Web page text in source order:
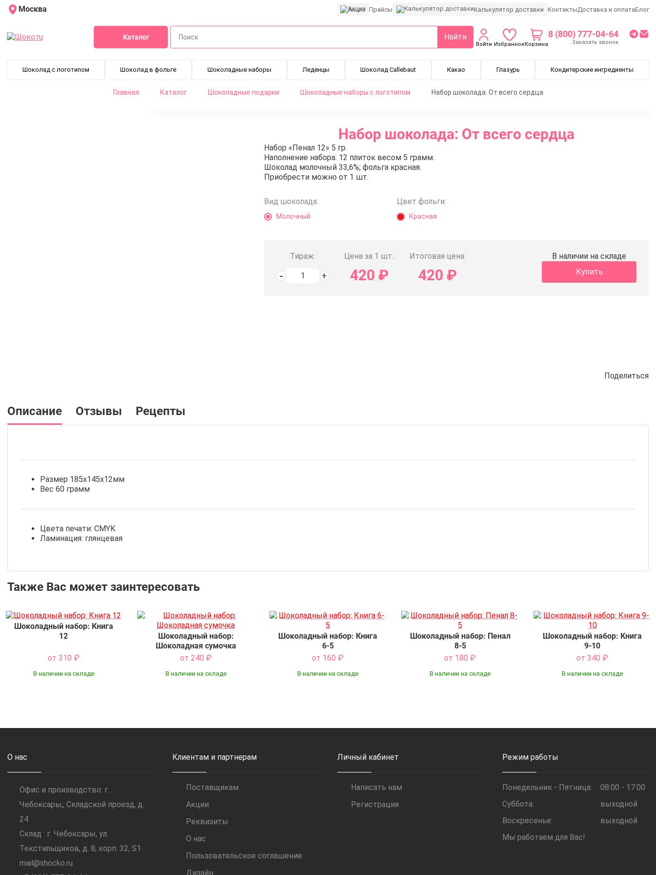
Москва Акции Прайсы Калькулятор доставки КонтактыДоставка и оплатаБлог
Каталог Найти
Войти ИзбранноеКорзина
8 (800) 777-04-64
Заказать звонок
Шоколад с логотипом Шоколад в фольге Шоколадные наборы Леденцы Шоколад Callebaut Какао Глазурь Кондитерские ингредиенты
Главная Каталог Шоколадные подарки Шоколадные наборы с логотипом Набор шоколада: От всего сердца
Набор шоколада: От всего сердца
Набор «Пенал 12» 5 гр.
Наполнение набора: 12 плиток весом 5 грамм.
Шоколад молочный 33,6%; фольга красная.
Приобрести можно от 1 шт.
Вид шоколада:
Молочный
Цвет фольги:
Красная
Тираж: Цена за 1 шт.:
420₽
Итоговая цена:
420 ₽
В наличии на складе
Купить
Поделиться
Описание Отзывы Рецепты
Размер 185х145х12мм
Вес 60 грамм
Цвета печати: CMYK
Ламинация: глянцевая
Также Вас может заинтересовать
Шоколадный набор: Книга
12
от 310 ₽
В наличии на складе
Шоколадный набор:
Шоколадная сумочка
от 240 ₽
В наличии на складе
Шоколадный набор: Книга
6-5
от 160 ₽
В наличии на складе
Шоколадный набор: Пенал
8-5
от 180 ₽
В наличии на складе
Шоколадный набор: Книга
9-10
от 340 ₽
В наличии на складе
О нас
Офис и производство: г.
Чебоксары,, Складской проезд, д.
24
Склад : г. Чебоксары, ул.
Текстильщиков, д. 8, корп. 32, S1
mail@shocko.ru
Клиентам и партнерам
Поставщикам
Акции
Реквизиты
О нас
Пользовательское соглашение
Дизайн
Личный кабинет
Написать нам
Регистрация
Режим работы
Понедельник - Пятница:
08:00 - 17:00
Суббота:
выходной
Воскресенье:
выходной
Мы работаем для Вас!